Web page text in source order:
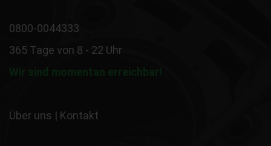
0800-0044333
365 Tage von 8 - 22 Uhr
Wir sind momentan erreichbar!
Über uns | Kontakt